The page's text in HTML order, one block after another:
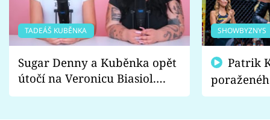
TADEÁŠ KUBĚNKA
Sugar Denny a Kuběnka opět
útočí na Veronicu Biasiol.
Proč je podle nich falešná a
SHOWBYZNYS
fanoušci